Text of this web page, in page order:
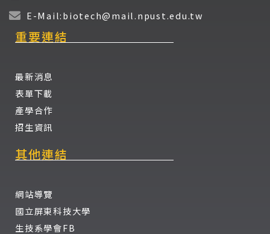
E-Mail:biotech@mail.npust.edu.tw
重要連結
最新消息
表單下載
產學合作
招生資訊
其他連結
網站導覽
國立屏東科技大學
生技系學會FB